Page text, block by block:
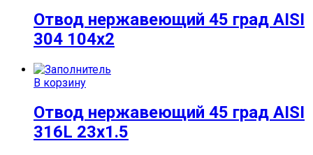
Отвод нержавеющий 45 град AISI
304 104х2
В корзину
Отвод нержавеющий 45 град AISI
316L 23х1.5